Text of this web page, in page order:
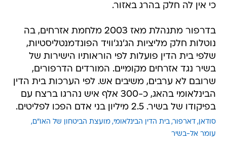
כי אין לה חלק בהרג באזור.
בדרפור מתנהלת מאז 2003 מלחמת אזרחים, בה
נוטלות חלק מליציות הג'נג'וויד הפונדמנטליסטיות,
שלפי בית הדין פועלות לפי הוראותיו הישירות של
בשיר נגד אזרחים מקומיים. המורדים הדרפורים,
שרובם לא ערבים, משיבים אש. לפי הערכות בית הדין
הבינלאומי בהאג, כ-300 אלף איש נהרגו ברצח עם
בפיקודו של בשיר. 2.5 מיליון בני אדם הפכו לפליטים.
סודאן דארפור בית הדין הבינלאומי מועצת הביטחון של האו"ם
עומר אל-בשיר